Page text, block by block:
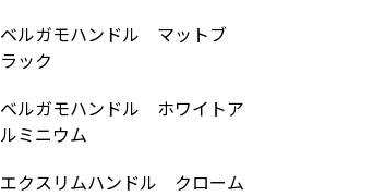
ベルガモハンドル マットブ
ラック
ベルガモハンドル ホワイトア
ルミニウム
エクスリムハンドル クローム